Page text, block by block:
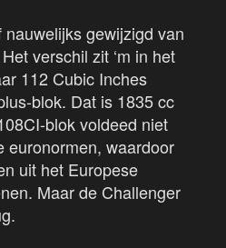
gewijzigd van
verschil zit ‘m in het
112 Cubic Inches
blok. Dat is 1835 cc
blok voldeed niet
euronormen, waardoor
uit het Europese
Maar de Challenger